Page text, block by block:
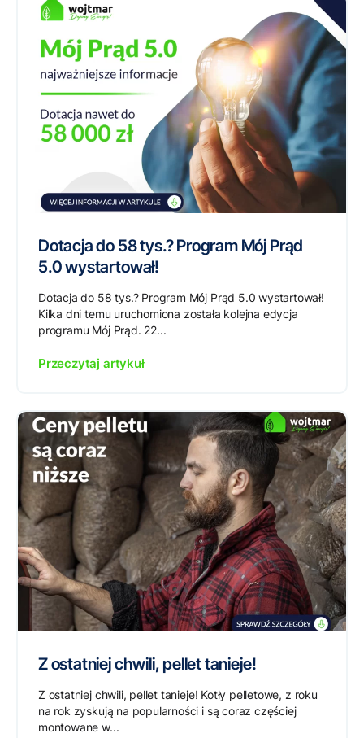
Dotacja do 58 tys.? Program Mój Prąd
5.0 wystartował!
Dotacja do 58 tys.? Program Mój Prąd 5.0 wystartował!
Kilka dni temu uruchomiona została kolejna edycja
programu Mój Prąd. 22...
Przeczytaj artykuł
Z ostatniej chwili, pellet tanieje!
Z ostatniej chwili, pellet tanieje! Kotły pelletowe, z roku
na rok zyskują na popularności i są coraz częściej
montowane w...